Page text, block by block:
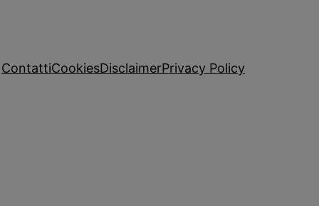
ContattiCookiesDisclaimerPrivacy Policy